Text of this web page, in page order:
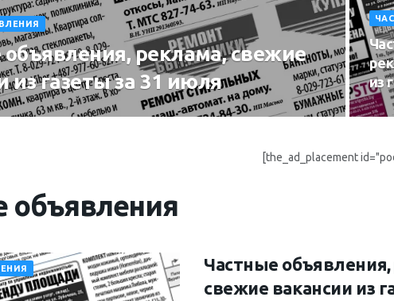
реклама, свежие
из газеты за 31 июля
из
[the_ad_placement
объявления
Частные
свежие вакансии из